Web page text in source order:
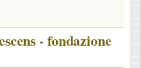
- fondazione